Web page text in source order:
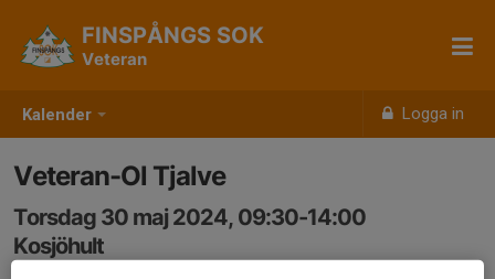
Kalender Logga in
FINSPÅNGS SOK
Veteran
Veteran-Ol Tjalve
Torsdag 30 maj 2024, 09:30-14:00
Kosjöhult